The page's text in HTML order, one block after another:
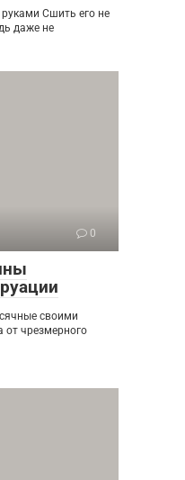
Сшить его не
даже не
0
своими
чрезмерного